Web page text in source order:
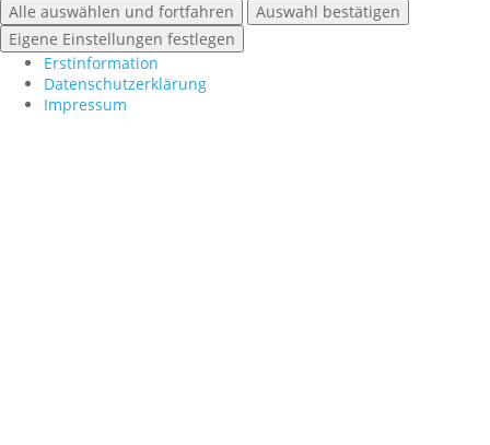
Alle auswählen und fortfahren
Auswahl bestätigen
Eigene Einstellungen festlegen
Erstinformation
Datenschutzerklärung
Impressum